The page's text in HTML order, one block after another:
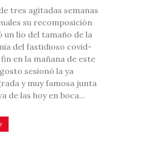
tres agitadas semanas
su recomposición
un lío del tamaño de la
del fastidioso covid-
en la mañana de este
sesionó la ya
y muy famosa junta
de las hoy en boca...